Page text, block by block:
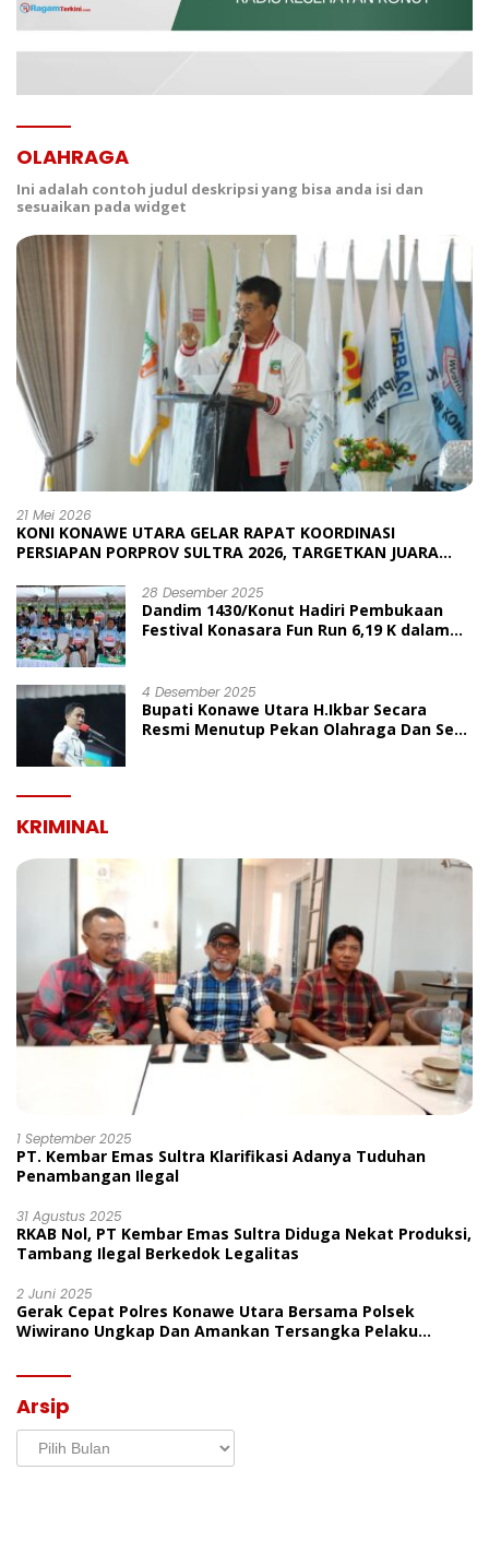
OLAHRAGA
Ini adalah contoh judul deskripsi yang bisa anda isi dan
sesuaikan pada widget
21 Mei 2026
KONI KONAWE UTARA GELAR RAPAT KOORDINASI
PERSIAPAN PORPROV SULTRA 2026, TARGETKAN JUARA
28 Desember 2025
Dandim 1430/Konut Hadiri Pembukaan
Festival Konasara Fun Run 6,19 K dalam
4 Desember 2025
Bupati Konawe Utara H.Ikbar Secara
Resmi Menutup Pekan Olahraga Dan Seni
KRIMINAL
1 September 2025
PT. Kembar Emas Sultra Klarifikasi Adanya Tuduhan
Penambangan Ilegal
31 Agustus 2025
RKAB Nol, PT Kembar Emas Sultra Diduga Nekat Produksi,
Tambang Ilegal Berkedok Legalitas
2 Juni 2025
Gerak Cepat Polres Konawe Utara Bersama Polsek
Wiwirano Ungkap Dan Amankan Tersangka Pelaku
Arsip
Arsip